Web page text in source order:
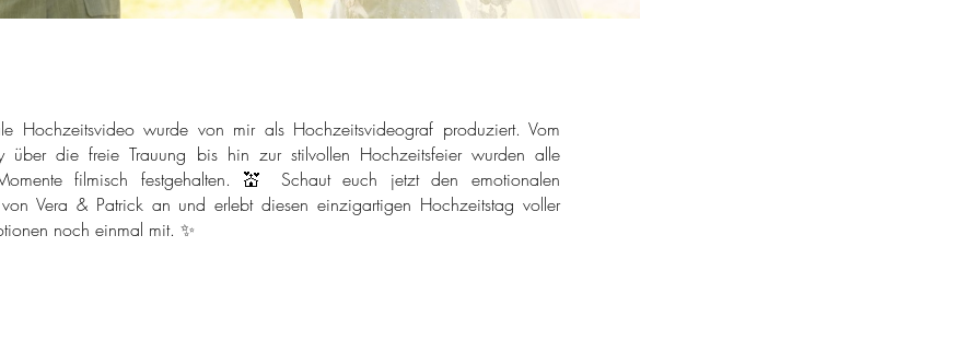
Hochzeitsvideo wurde von mir als Hochzeitsvideograf produziert. Vom
über die freie Trauung bis hin zur stilvollen Hochzeitsfeier wurden alle
filmisch festgehalten. 💒 Schaut euch jetzt den emotionalen
Vera & Patrick an und erlebt diesen einzigartigen Hochzeitstag voller
noch einmal mit. ✨